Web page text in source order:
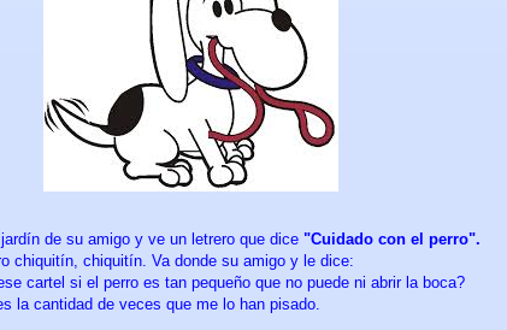
de su amigo y ve un letrero que dice "Cuidado con el perro".
chiquitín, chiquitín. Va donde su amigo y le dice:
cartel si el perro es tan pequeño que no puede ni abrir la boca?
la cantidad de veces que me lo han pisado.